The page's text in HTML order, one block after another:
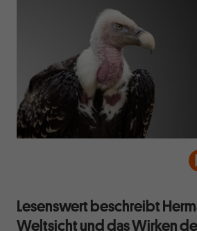
Lesenswert beschreibt
Weltsicht und das Wirken